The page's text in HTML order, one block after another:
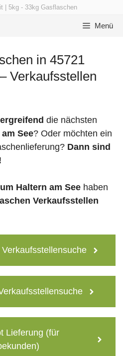
| 5kg - 33kg Gasflaschen
Menü
in 45721
Verkaufsstellen
die nächsten
See? Oder möchten ein
Dann sind
Haltern am See haben
Verkaufsstellen
Lieferung (für